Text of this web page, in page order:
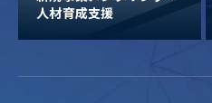
人材育成支援